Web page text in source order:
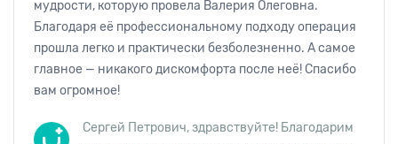
мудрости, которую провела Валерия Олеговна.
Благодаря её профессиональному подходу операция
прошла легко и практически безболезненно. А самое
главное — никакого дискомфорта после неё! Спасибо
вам огромное!
Сергей Петрович, здравствуйте! Благодарим